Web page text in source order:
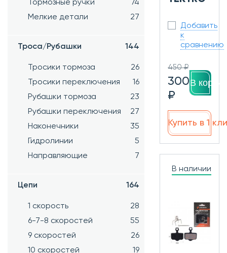
Тормозные ручки
74
Мелкие детали
27
Троса/Рубашки 144
Тросики тормоза
26
Тросики переключения
16
Рубашки тормоза
23
Рубашки переключения
27
Наконечники
35
Гидролинии
5
Направляющие
7
Цепи 164
1 скорость
28
6-7-8 скоростей
55
9 скоростей
26
10 скоростей
19
Добавить
к
сравнению
450 ₽
300
₽
В
Купить в 1
В наличии